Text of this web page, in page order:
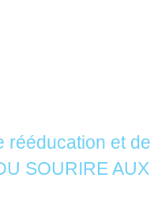
rééducation et
SOURIRE